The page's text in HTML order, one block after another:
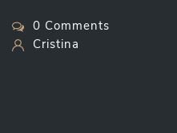
0 Comments
Cristina